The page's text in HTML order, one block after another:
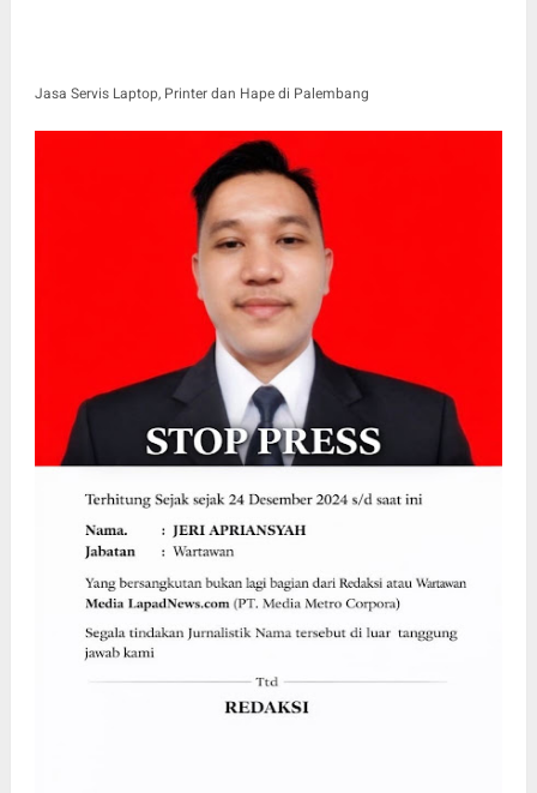
Jasa Servis Laptop, Printer dan Hape di Palembang